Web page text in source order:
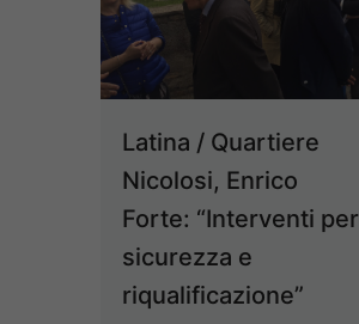
Latina / Quartiere
Nicolosi, Enrico
Forte: “Interventi per
sicurezza e
riqualificazione”